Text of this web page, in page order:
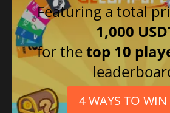
Featuring a total
1,000
for thetop 10
4 WAYS TO